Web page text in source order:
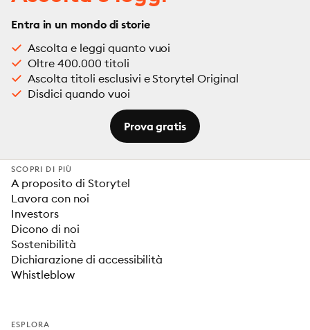
Entra in un mondo di storie
Ascolta e leggi quanto vuoi
Oltre 400.000 titoli
Ascolta titoli esclusivi e Storytel Original
Disdici quando vuoi
Prova gratis
SCOPRI DI PIÙ
A proposito di Storytel
Lavora con noi
Investors
Dicono di noi
Sostenibilità
Dichiarazione di accessibilità
Whistleblow
ESPLORA